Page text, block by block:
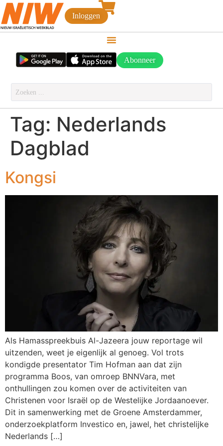
Inloggen
Abonneer
Tag: Nederlands
Dagblad
Kongsi
Als Hamasspreekbuis Al-Jazeera jouw reportage wil
uitzenden, weet je eigenlijk al genoeg. Vol trots
kondigde presentator Tim Hofman aan dat zijn
programma Boos, van omroep BNNVara, met
onthullingen zou komen over de activiteiten van
Christenen voor Israël op de Westelijke Jordaanoever.
Dit in samenwerking met de Groene Amsterdammer,
onderzoekplatform Investico en, jawel, het christelijke
Nederlands […]